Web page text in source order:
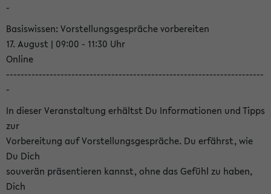
-
Basiswissen: Vorstellungsgespräche vorbereiten
17. August | 09:00 - 11:30 Uhr
Online
-----------------------------------------------------------------------
-
In dieser Veranstaltung erhältst Du Informationen und Tipps
zur
Vorbereitung auf Vorstellungsgespräche. Du erfährst, wie
Du Dich
souverän präsentieren kannst, ohne das Gefühl zu haben,
Dich